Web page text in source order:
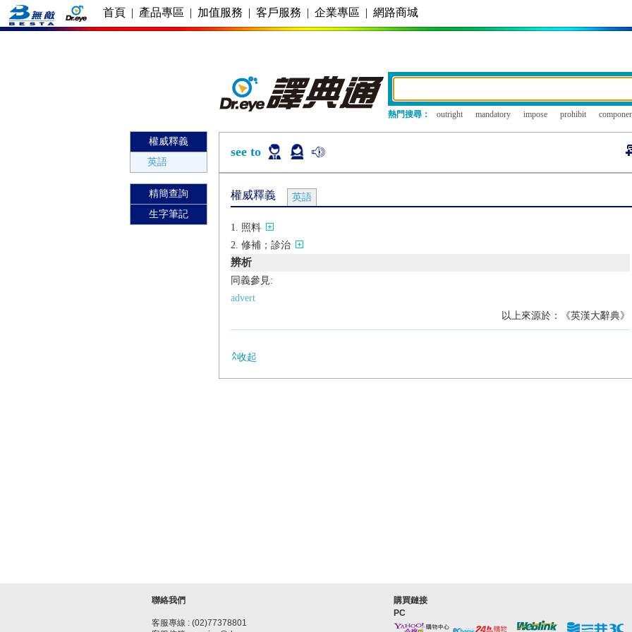
首頁 | 產品專區 | 加值服務 | 客戶服務 | 企業專區 | 網路商城
熱門搜尋： outright mandatory impose prohibit
權威釋義
英語
精簡查詢
生字筆記
see to
權威釋義 英語
照料
修補；診治
辨析
同義參見:
advert
以上來源於：《英漢大辭典》
收起
聯絡我們
客服專線 : (02)77378801
購買鏈接
PC